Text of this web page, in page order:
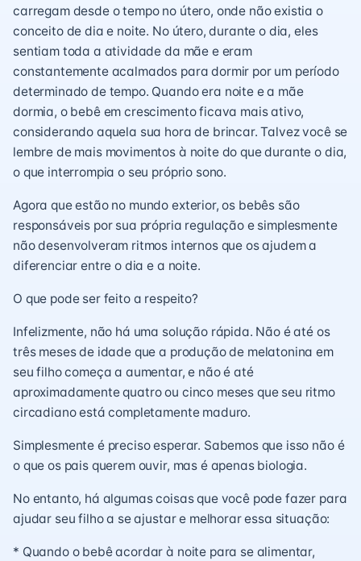
carregam desde o tempo no útero, onde não existia o
conceito de dia e noite. No útero, durante o dia, eles
sentiam toda a atividade da mãe e eram
constantemente acalmados para dormir por um período
determinado de tempo. Quando era noite e a mãe
dormia, o bebê em crescimento ficava mais ativo,
considerando aquela sua hora de brincar. Talvez você se
lembre de mais movimentos à noite do que durante o dia,
o que interrompia o seu próprio sono.
Agora que estão no mundo exterior, os bebês são
responsáveis por sua própria regulação e simplesmente
não desenvolveram ritmos internos que os ajudem a
diferenciar entre o dia e a noite.
O que pode ser feito a respeito?
Infelizmente, não há uma solução rápida. Não é até os
três meses de idade que a produção de melatonina em
seu filho começa a aumentar, e não é até
aproximadamente quatro ou cinco meses que seu ritmo
circadiano está completamente maduro.
Simplesmente é preciso esperar. Sabemos que isso não é
o que os pais querem ouvir, mas é apenas biologia.
No entanto, há algumas coisas que você pode fazer para
ajudar seu filho a se ajustar e melhorar essa situação:
* Quando o bebê acordar à noite para se alimentar,